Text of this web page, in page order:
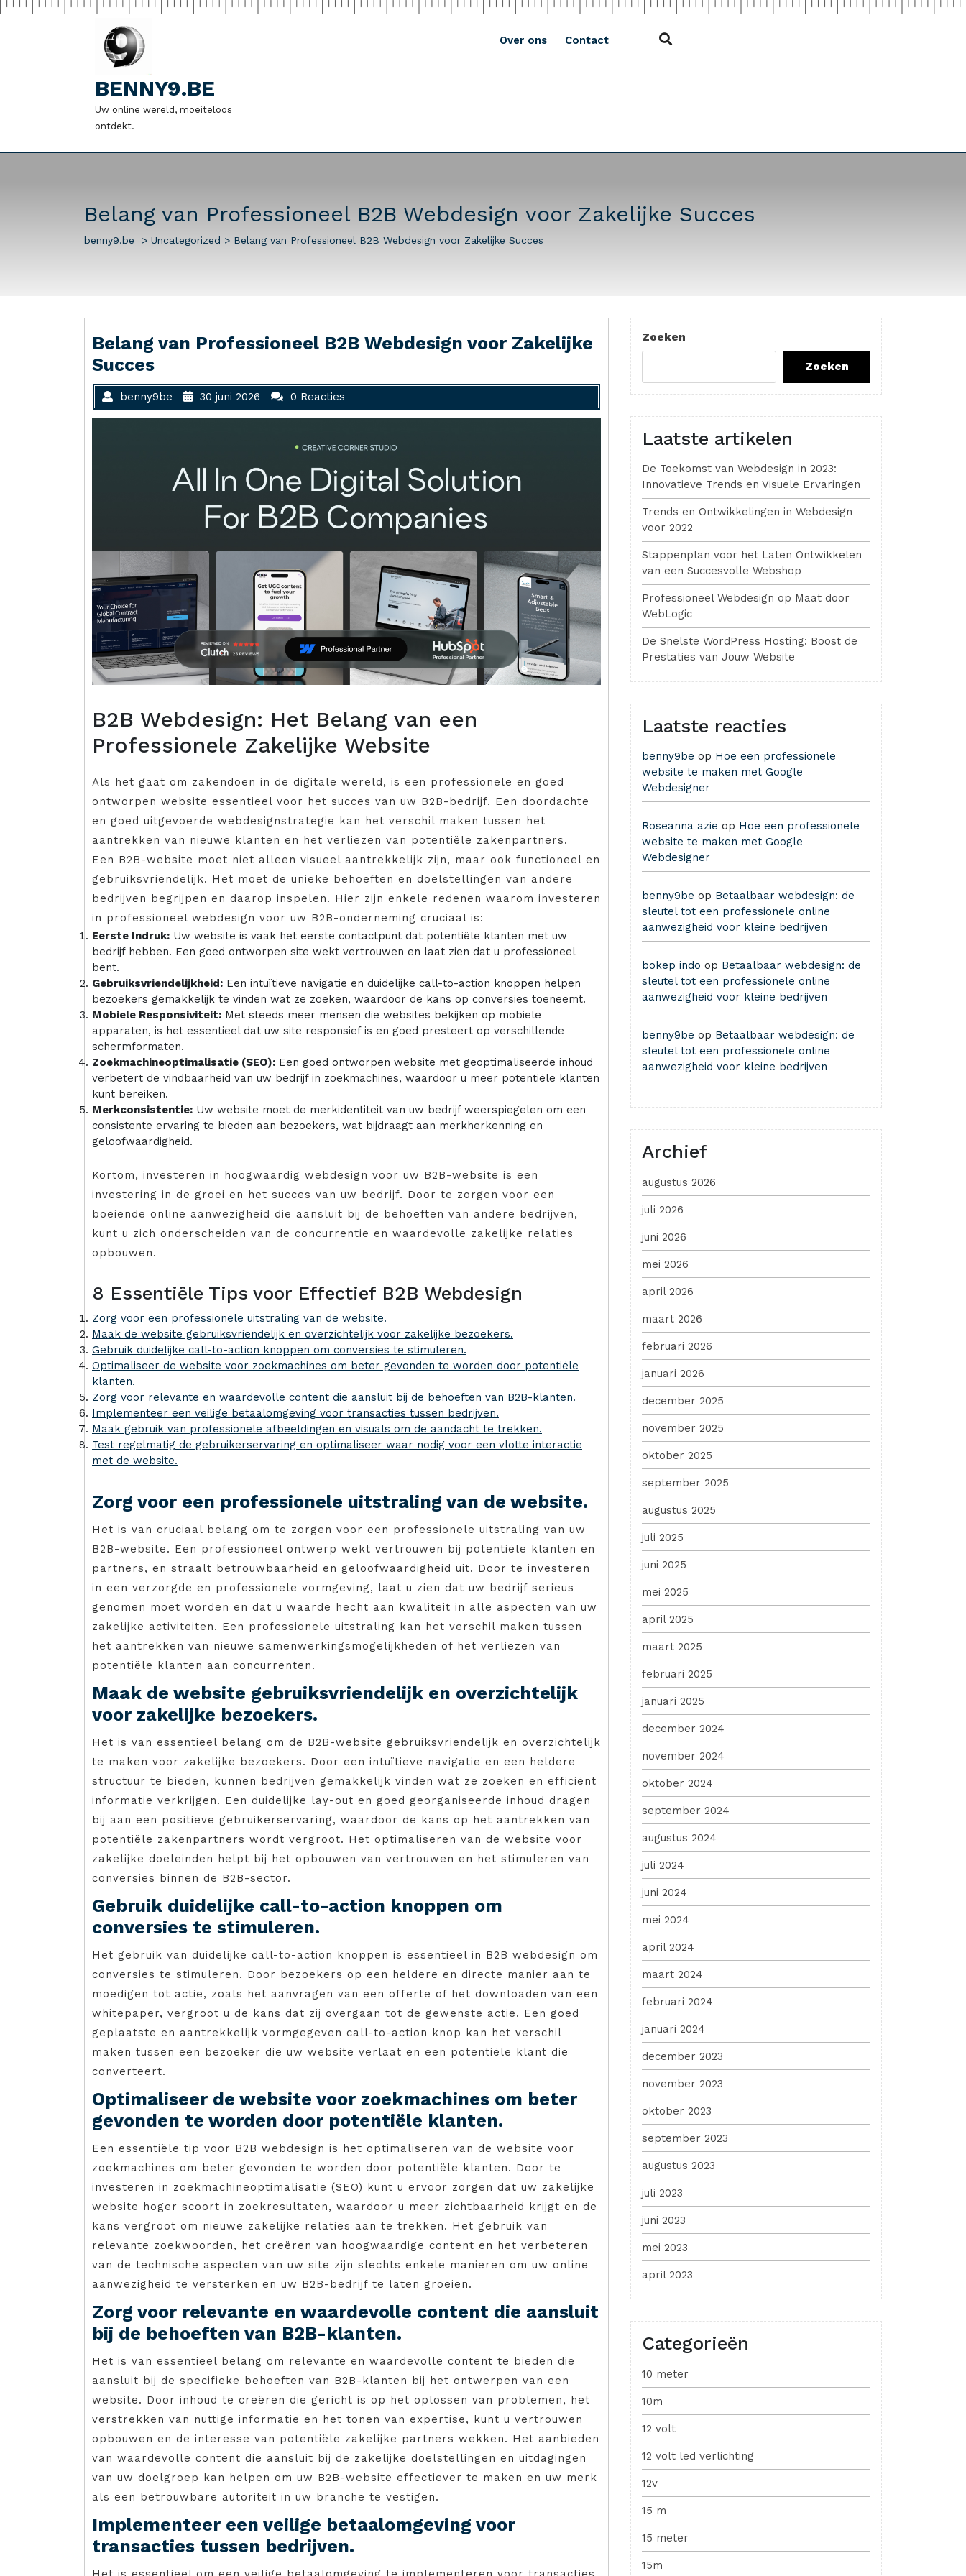
Naar
BENNY9.BE
Uw online wereld, moeiteloos
ontdekt.
Over ons Contact
Belang van Professioneel B2B Webdesign voor Zakelijke Succes
benny9.be > Uncategorized > Belang van Professioneel B2B Webdesign voor Zakelijke Succes
Belang van Professioneel B2B Webdesign voor Zakelijke
Succes
benny9be 30 juni 2026 0 Reacties
B2B Webdesign: Het Belang van een
Professionele Zakelijke Website
Als het gaat om zakendoen in de digitale wereld, is een professionele en goed
ontworpen website essentieel voor het succes van uw B2B-bedrijf. Een doordachte
en goed uitgevoerde webdesignstrategie kan het verschil maken tussen het
aantrekken van nieuwe klanten en het verliezen van potentiële zakenpartners.
Een B2B-website moet niet alleen visueel aantrekkelijk zijn, maar ook functioneel en
gebruiksvriendelijk. Het moet de unieke behoeften en doelstellingen van andere
bedrijven begrijpen en daarop inspelen. Hier zijn enkele redenen waarom investeren
in professioneel webdesign voor uw B2B-onderneming cruciaal is:
Eerste Indruk: Uw website is vaak het eerste contactpunt dat potentiële klanten met uw
bedrijf hebben. Een goed ontworpen site wekt vertrouwen en laat zien dat u professioneel
bent.
Gebruiksvriendelijkheid: Een intuïtieve navigatie en duidelijke call-to-action knoppen helpen
bezoekers gemakkelijk te vinden wat ze zoeken, waardoor de kans op conversies toeneemt.
Mobiele Responsiviteit: Met steeds meer mensen die websites bekijken op mobiele
apparaten, is het essentieel dat uw site responsief is en goed presteert op verschillende
schermformaten.
Zoekmachineoptimalisatie (SEO): Een goed ontworpen website met geoptimaliseerde inhoud
verbetert de vindbaarheid van uw bedrijf in zoekmachines, waardoor u meer potentiële klanten
kunt bereiken.
Merkconsistentie: Uw website moet de merkidentiteit van uw bedrijf weerspiegelen om een
consistente ervaring te bieden aan bezoekers, wat bijdraagt aan merkherkenning en
geloofwaardigheid.
Kortom, investeren in hoogwaardig webdesign voor uw B2B-website is een
investering in de groei en het succes van uw bedrijf. Door te zorgen voor een
boeiende online aanwezigheid die aansluit bij de behoeften van andere bedrijven,
kunt u zich onderscheiden van de concurrentie en waardevolle zakelijke relaties
opbouwen.
8 Essentiële Tips voor Effectief B2B Webdesign
Zorg voor een professionele uitstraling van de website.
Maak de website gebruiksvriendelijk en overzichtelijk voor zakelijke bezoekers.
Gebruik duidelijke call-to-action knoppen om conversies te stimuleren.
Optimaliseer de website voor zoekmachines om beter gevonden te worden door potentiële
klanten.
Zorg voor relevante en waardevolle content die aansluit bij de behoeften van B2B-klanten.
Implementeer een veilige betaalomgeving voor transacties tussen bedrijven.
Maak gebruik van professionele afbeeldingen en visuals om de aandacht te trekken.
Test regelmatig de gebruikerservaring en optimaliseer waar nodig voor een vlotte interactie
met de website.
Zorg voor een professionele uitstraling van de website.
Het is van cruciaal belang om te zorgen voor een professionele uitstraling van uw
B2B-website. Een professioneel ontwerp wekt vertrouwen bij potentiële klanten en
partners, en straalt betrouwbaarheid en geloofwaardigheid uit. Door te investeren
in een verzorgde en professionele vormgeving, laat u zien dat uw bedrijf serieus
genomen moet worden en dat u waarde hecht aan kwaliteit in alle aspecten van uw
zakelijke activiteiten. Een professionele uitstraling kan het verschil maken tussen
het aantrekken van nieuwe samenwerkingsmogelijkheden of het verliezen van
potentiële klanten aan concurrenten.
Maak de website gebruiksvriendelijk en overzichtelijk
voor zakelijke bezoekers.
Het is van essentieel belang om de B2B-website gebruiksvriendelijk en overzichtelijk
te maken voor zakelijke bezoekers. Door een intuïtieve navigatie en een heldere
structuur te bieden, kunnen bedrijven gemakkelijk vinden wat ze zoeken en efficiënt
informatie verkrijgen. Een duidelijke lay-out en goed georganiseerde inhoud dragen
bij aan een positieve gebruikerservaring, waardoor de kans op het aantrekken van
potentiële zakenpartners wordt vergroot. Het optimaliseren van de website voor
zakelijke doeleinden helpt bij het opbouwen van vertrouwen en het stimuleren van
conversies binnen de B2B-sector.
Gebruik duidelijke call-to-action knoppen om
conversies te stimuleren.
Het gebruik van duidelijke call-to-action knoppen is essentieel in B2B webdesign om
conversies te stimuleren. Door bezoekers op een heldere en directe manier aan te
moedigen tot actie, zoals het aanvragen van een offerte of het downloaden van een
whitepaper, vergroot u de kans dat zij overgaan tot de gewenste actie. Een goed
geplaatste en aantrekkelijk vormgegeven call-to-action knop kan het verschil
maken tussen een bezoeker die uw website verlaat en een potentiële klant die
converteert.
Optimaliseer de website voor zoekmachines om beter
gevonden te worden door potentiële klanten.
Een essentiële tip voor B2B webdesign is het optimaliseren van de website voor
zoekmachines om beter gevonden te worden door potentiële klanten. Door te
investeren in zoekmachineoptimalisatie (SEO) kunt u ervoor zorgen dat uw zakelijke
website hoger scoort in zoekresultaten, waardoor u meer zichtbaarheid krijgt en de
kans vergroot om nieuwe zakelijke relaties aan te trekken. Het gebruik van
relevante zoekwoorden, het creëren van hoogwaardige content en het verbeteren
van de technische aspecten van uw site zijn slechts enkele manieren om uw online
aanwezigheid te versterken en uw B2B-bedrijf te laten groeien.
Zorg voor relevante en waardevolle content die aansluit
bij de behoeften van B2B-klanten.
Het is van essentieel belang om relevante en waardevolle content te bieden die
aansluit bij de specifieke behoeften van B2B-klanten bij het ontwerpen van een
website. Door inhoud te creëren die gericht is op het oplossen van problemen, het
verstrekken van nuttige informatie en het tonen van expertise, kunt u vertrouwen
opbouwen en de interesse van potentiële zakelijke partners wekken. Het aanbieden
van waardevolle content die aansluit bij de zakelijke doelstellingen en uitdagingen
van uw doelgroep kan helpen om uw B2B-website effectiever te maken en uw merk
als een betrouwbare autoriteit in uw branche te vestigen.
Implementeer een veilige betaalomgeving voor
transacties tussen bedrijven.
Zoeken
Zoeken
Laatste artikelen
De Toekomst van Webdesign in 2023:
Innovatieve Trends en Visuele Ervaringen
Trends en Ontwikkelingen in Webdesign
voor 2022
Stappenplan voor het Laten Ontwikkelen
van een Succesvolle Webshop
Professioneel Webdesign op Maat door
WebLogic
De Snelste WordPress Hosting: Boost de
Prestaties van Jouw Website
Laatste reacties
benny9be op Hoe een professionele
website te maken met Google
Webdesigner
Roseanna azie op Hoe een professionele
website te maken met Google
Webdesigner
benny9be op Betaalbaar webdesign: de
sleutel tot een professionele online
aanwezigheid voor kleine bedrijven
bokep indo op Betaalbaar webdesign: de
sleutel tot een professionele online
aanwezigheid voor kleine bedrijven
benny9be op Betaalbaar webdesign: de
sleutel tot een professionele online
aanwezigheid voor kleine bedrijven
Archief
augustus 2026
juli 2026
juni 2026
mei 2026
april 2026
maart 2026
februari 2026
januari 2026
december 2025
november 2025
oktober 2025
september 2025
augustus 2025
juli 2025
juni 2025
mei 2025
april 2025
maart 2025
februari 2025
januari 2025
december 2024
november 2024
oktober 2024
september 2024
augustus 2024
juli 2024
juni 2024
mei 2024
april 2024
maart 2024
februari 2024
januari 2024
december 2023
november 2023
oktober 2023
september 2023
augustus 2023
juli 2023
juni 2023
mei 2023
april 2023
Categorieën
10 meter
10m
12 volt
12 volt led verlichting
12v
15 m
15 meter
15m